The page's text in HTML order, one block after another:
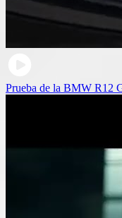
Prueba de la BMW R12